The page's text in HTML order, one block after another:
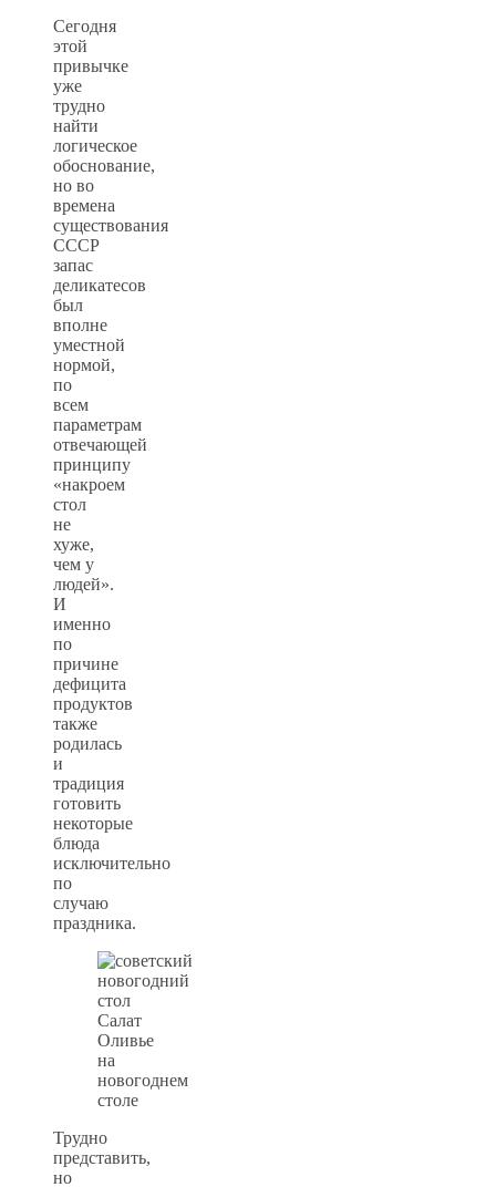
Сегодня
этой
привычке
уже
трудно
найти
логическое
обоснование,
но во
времена
существования
СССР
запас
деликатесов
был
вполне
уместной
нормой,
по
всем
параметрам
отвечающей
принципу
«накроем
стол
не
хуже,
чем у
людей».
И
именно
по
причине
дефицита
продуктов
также
родилась
и
традиция
готовить
некоторые
блюда
исключительно
по
случаю
праздника.
Салат
Оливье
на
новогоднем
столе
Трудно
представить,
но